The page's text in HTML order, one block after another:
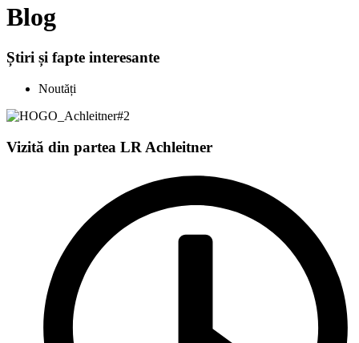
Blog
Știri și fapte interesante
Noutăți
Vizită din partea LR Achleitner